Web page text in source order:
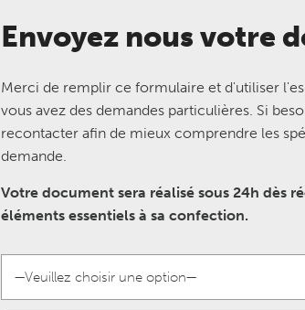
Envoyez nous votre
Merci de remplir ce formulaire et d'utiliser
vous avez des demandes particulières. Si
recontacter afin de mieux comprendre les
demande.
Votre document sera réalisé sous 24h dès
éléments essentiels à sa confection.